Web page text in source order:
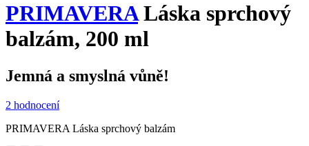
PRIMAVERALáska sprchový
balzám, 200 ml
Jemná a smyslná vůně!
2 hodnocení
PRIMAVERA Láska sprchový balzám